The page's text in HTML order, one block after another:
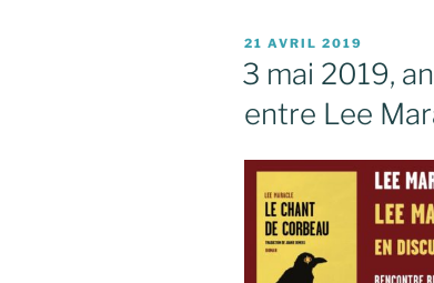
PUBLIÉ
LE
21 AVRIL 2019
3 mai 2019,
entre Lee